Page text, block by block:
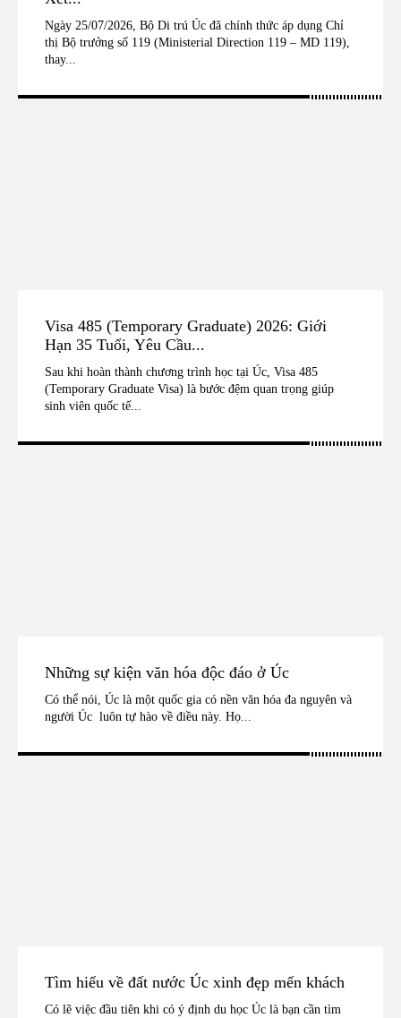
Ngày 25/07/2026, Bộ Di trú Úc đã chính thức áp dụng Chỉ
thị Bộ trưởng số 119 (Ministerial Direction 119 – MD 119),
thay...
Visa 485 (Temporary Graduate) 2026: Giới
Hạn 35 Tuổi, Yêu Cầu...
Sau khi hoàn thành chương trình học tại Úc, Visa 485
(Temporary Graduate Visa) là bước đệm quan trọng giúp
sinh viên quốc tế...
Những sự kiện văn hóa độc đáo ở Úc
Có thể nói, Úc là một quốc gia có nền văn hóa đa nguyên và
người Úc luôn tự hào về điều này. Họ...
Tìm hiểu về đất nước Úc xinh đẹp mến khách
Có lẽ việc đầu tiên khi có ý định du học Úc là bạn cần tìm